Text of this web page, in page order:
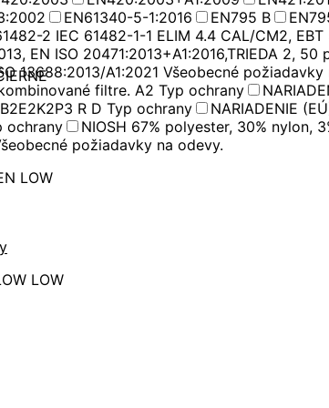
EN61340-5-1:2016 EN795 B
2 IEC 61482-1-1 ELIM 4.4 CAL/CM2,
EN ISO 20471:2013+A1:2016,TRIEDA 2, 50
13688:2013/A1:2021 Všeobecné požiadavky
filtre. A2 Typ ochrany
R D Typ ochrany
NARIADENIE
ochrany
NIOSH 67% polyester, 30% nylon,
požiadavky na odevy.
LOW
LOW